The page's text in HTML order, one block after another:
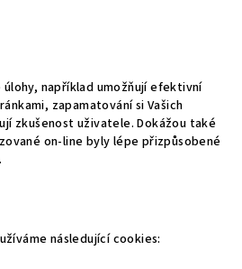
například umožňují efektivní
zapamatování si Vašich
zkušenost uživatele. Dokážou také
on-line byly lépe přizpůsobené
následující cookies: